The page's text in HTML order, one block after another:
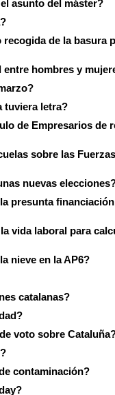
asunto del máster?
de la basura
entre hombres y
tuviera letra?
de Empresarios de
sobre las
nuevas
presunta
vida laboral para
nieve en la AP6?
catalanas?
voto sobre
contaminación?